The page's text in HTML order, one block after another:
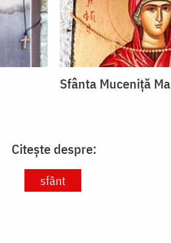
Sfânta Muceniță
Citește despre:
sfânt